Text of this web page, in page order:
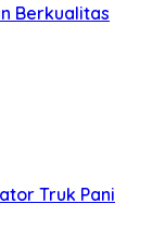
Berkualitas
Truk Pani